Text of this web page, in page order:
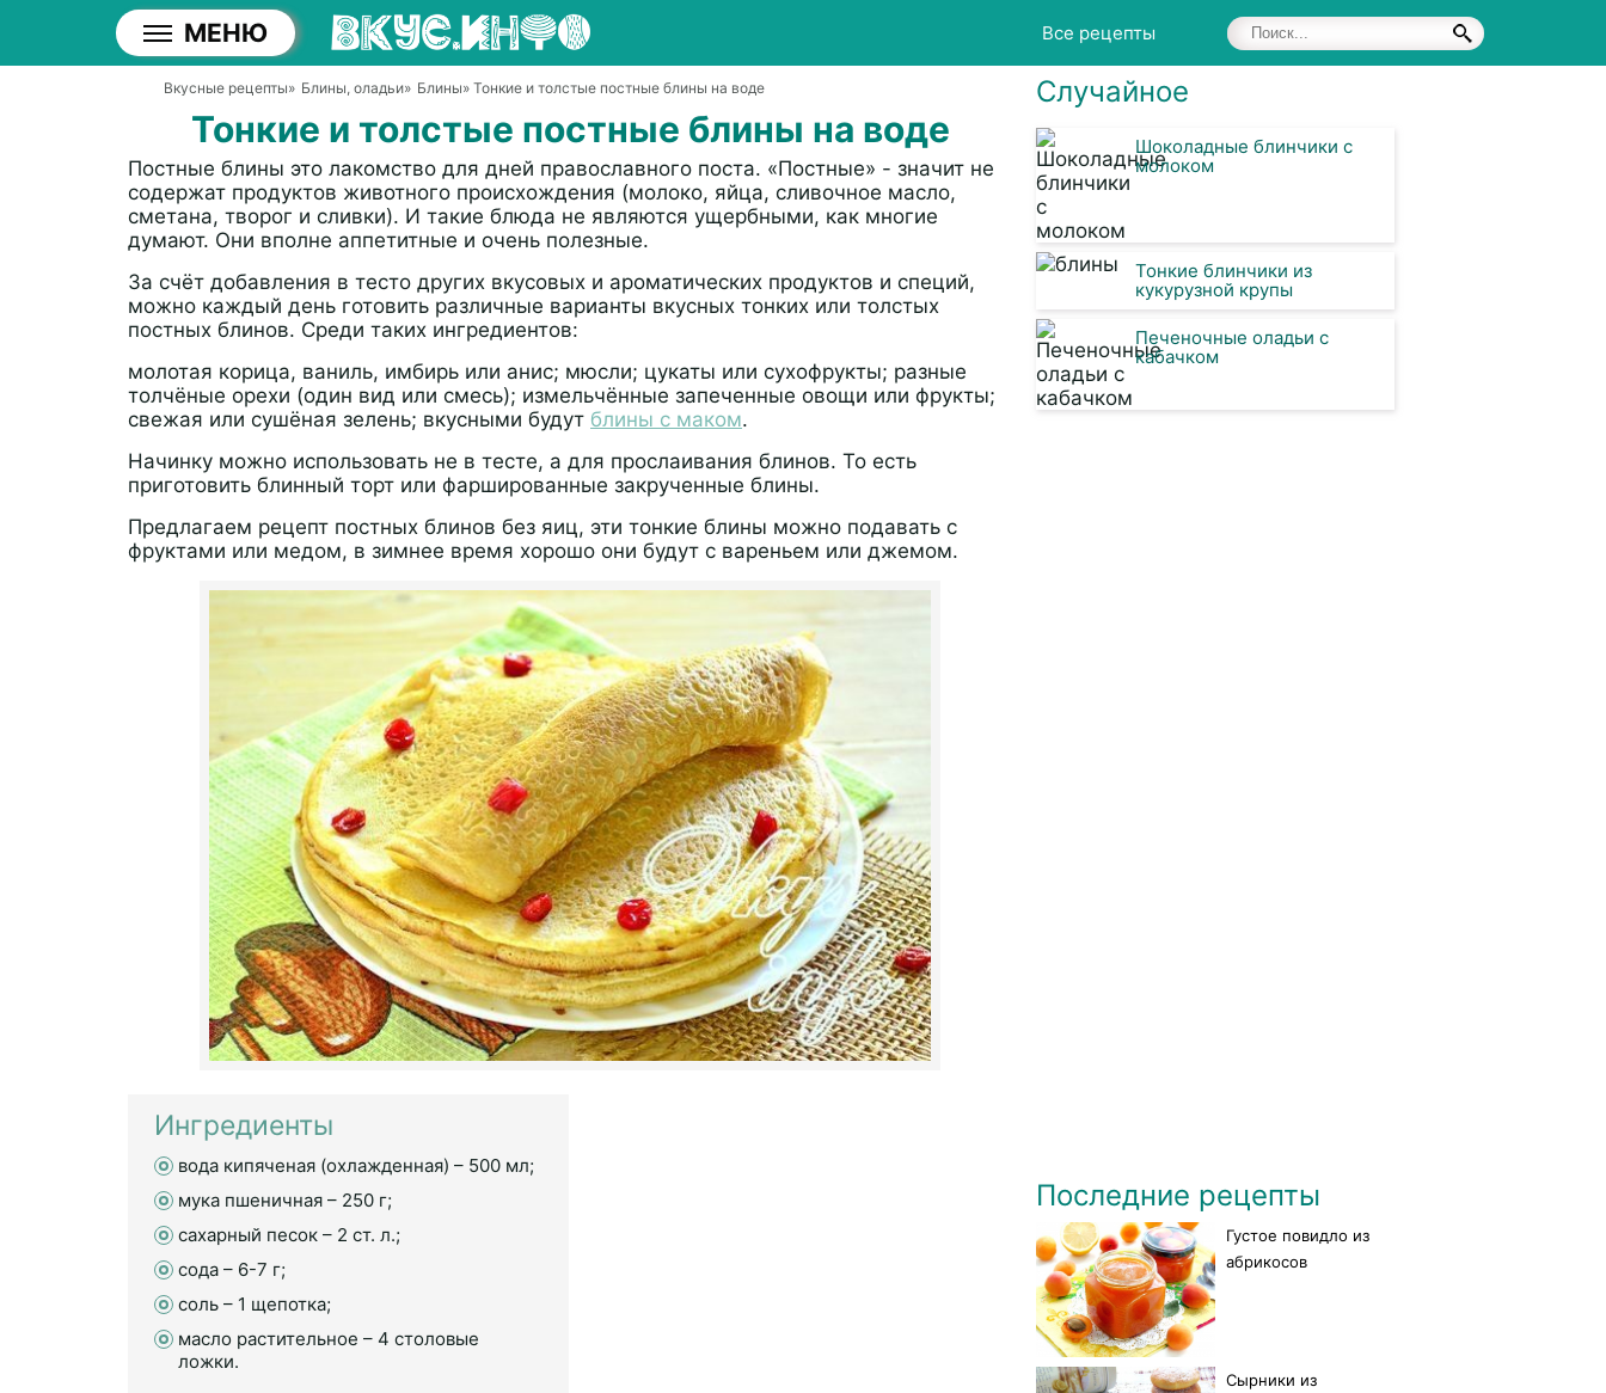
МЕНЮ Все рецепты
Вкусные рецепты» Блины, оладьи» Блины» Тонкие и толстые постные блины на воде
Тонкие и толстые постные блины на воде
Постные блины это лакомство для дней православного поста. «Постные» - значит не
содержат продуктов животного происхождения (молоко, яйца, сливочное масло,
сметана, творог и сливки). И такие блюда не являются ущербными, как многие
думают. Они вполне аппетитные и очень полезные.
За счёт добавления в тесто других вкусовых и ароматических продуктов и специй,
можно каждый день готовить различные варианты вкусных тонких или толстых
постных блинов. Среди таких ингредиентов:
молотая корица, ваниль, имбирь или анис; мюсли; цукаты или сухофрукты; разные
толчёные орехи (один вид или смесь); измельчённые запеченные овощи или фрукты;
свежая или сушёная зелень; вкусными будут блины с маком.
Начинку можно использовать не в тесте, а для прослаивания блинов. То есть
приготовить блинный торт или фаршированные закрученные блины.
Предлагаем рецепт постных блинов без яиц, эти тонкие блины можно подавать с
фруктами или медом, в зимнее время хорошо они будут с вареньем или джемом.
Ингредиенты
вода кипяченая (охлажденная) – 500 мл;
мука пшеничная – 250 г;
сахарный песок – 2 ст. л.;
сода – 6-7 г;
соль – 1 щепотка;
масло растительное – 4 столовые
ложки.
Случайное
Шоколадные блинчики с
молоком
Тонкие блинчики из
кукурузной крупы
Печеночные оладьи с
кабачком
Последние рецепты
Густое повидло из
абрикосов
Сырники из